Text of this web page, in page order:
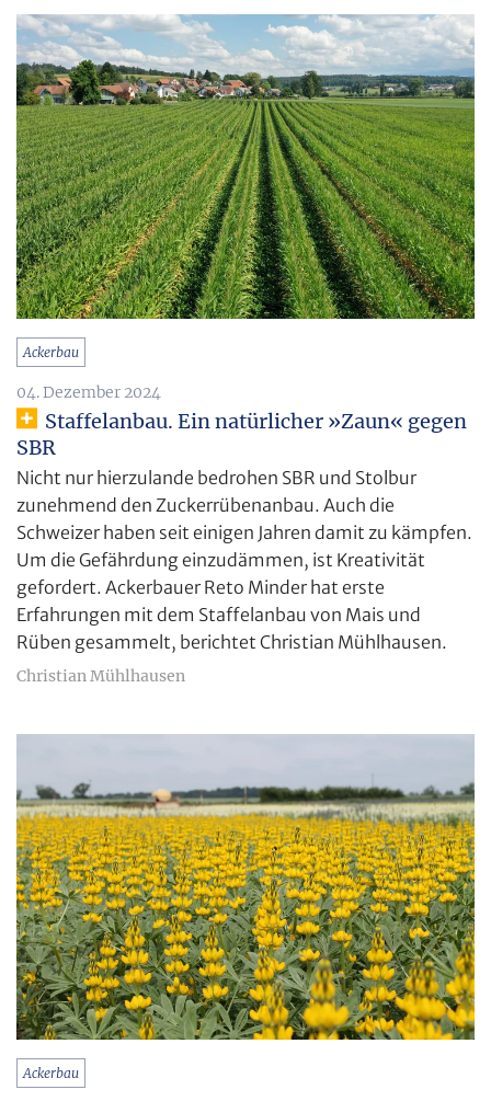
Ackerbau
04. Dezember 2024
Staffelanbau. Ein natürlicher »Zaun« gegen
SBR
Nicht nur hierzulande bedrohen SBR und Stolbur
zunehmend den Zuckerrübenanbau. Auch die
Schweizer haben seit einigen Jahren damit zu kämpfen.
Um die Gefährdung einzudämmen, ist Kreativität
gefordert. Ackerbauer Reto Minder hat erste
Erfahrungen mit dem Staffelanbau von Mais und
Rüben gesammelt, berichtet Christian Mühlhausen.
Christian Mühlhausen
Ackerbau